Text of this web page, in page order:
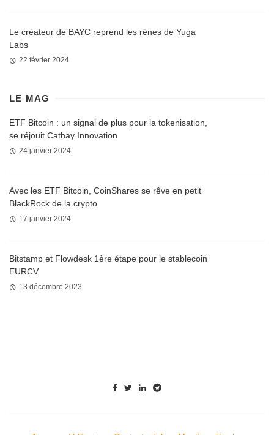
Le créateur de BAYC reprend les rênes de Yuga
Labs
22 février 2024
LE MAG
ETF Bitcoin : un signal de plus pour la tokenisation,
se réjouit Cathay Innovation
24 janvier 2024
Avec les ETF Bitcoin, CoinShares se rêve en petit
BlackRock de la crypto
17 janvier 2024
Bitstamp et Flowdesk 1ère étape pour le stablecoin
EURCV
13 décembre 2023